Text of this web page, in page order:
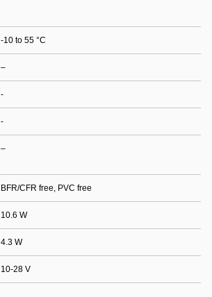
-10 to 55 °C
–
-
-
–
BFR/CFR free, PVC free
10.6 W
4.3 W
10-28 V